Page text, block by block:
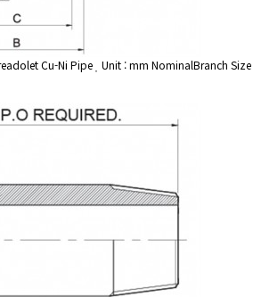
Cu-Ni Pipe Unit : mm NominalBranch Size